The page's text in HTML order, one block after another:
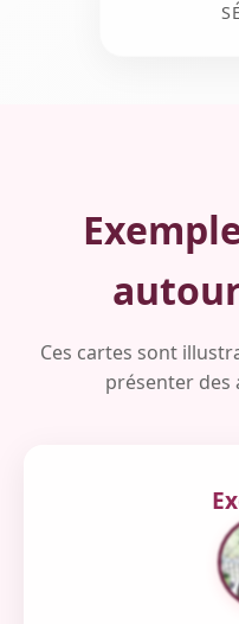
Ces cartes sont
présenter des